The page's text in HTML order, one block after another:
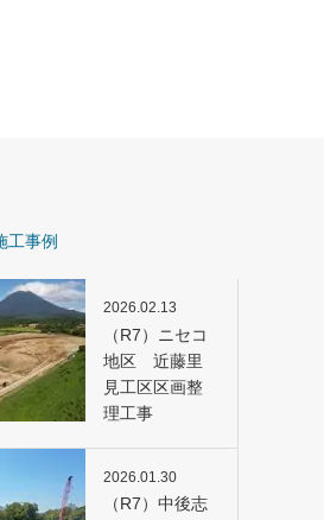
工事例
2026.02.13
（R7）ニセコ
地区 近藤里
見工区区画整
理工事
2026.01.30
（R7）中後志